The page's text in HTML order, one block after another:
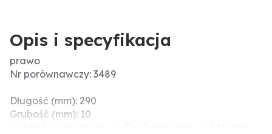
Opis i specyfikacja
prawo
Nr porównawczy: 3489
Długość (mm): 290
Grubość (mm): 10